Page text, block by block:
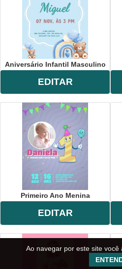
Aniversário Infantil Masculino
EDITAR
Primeiro Ano Menina
EDITAR
Ao navegar por este site você